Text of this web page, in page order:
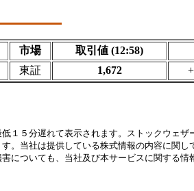
市場
取引値 (12:58)
東証 1,672
１５分遅れて表示されます。ストックウェ
。当社は提供している株式情報の内容に関
についても、当社及び本サービスに関する